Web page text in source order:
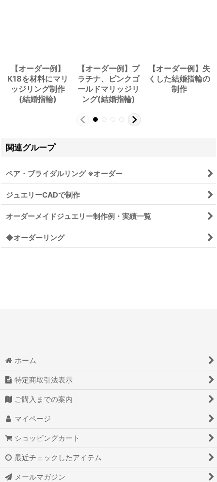
【オーダー例】
K18を材料にマリ
ッジリング制作
(結婚指輪)
【オーダー例】プ
ラチナ、ピンクゴ
ールドマリッジリ
ング(結婚指輪)
【オーダー例】失
くした結婚指輪の
制作
関連グループ
ペア・ブライダルリング ※オーダー
ジュエリーCADで制作
オーダーメイドジュエリー制作例・実績一覧
◆オーダーリング
ホーム
特定商取引法表示
ご購入までの案内
マイページ
ショッピングカート
最近チェックしたアイテム
メールマガジン